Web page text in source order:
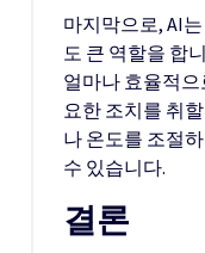
마지막으로, AI
도 큰 역할을 합
얼마나 효율적
요한 조치를 취
나 온도를 조절
수 있습니다.
결론